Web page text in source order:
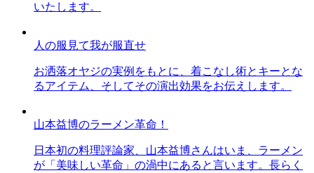
いたします。
人の服見て我が服直せ
お洒落オヤジの実例をもとに、着こなし術とキーとな
るアイテム、そしてその演出効果をお伝えします。
山本益博のラーメン革命！
日本初の料理評論家、山本益博さんはいま、ラーメン
が「美味しい革命」の渦中にあると言います。長らく